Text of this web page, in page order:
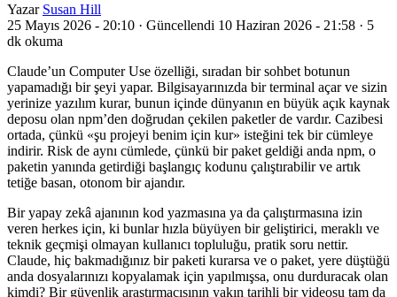
Yazar Susan Hill
25 Mayıs 2026 - 20:10 · Güncellendi 10 Haziran 2026 - 21:58 · 5
dk okuma
Claude’un Computer Use özelliği, sıradan bir sohbet botunun
yapamadığı bir şeyi yapar. Bilgisayarınızda bir terminal açar ve sizin
yerinize yazılım kurar, bunun içinde dünyanın en büyük açık kaynak
deposu olan npm’den doğrudan çekilen paketler de vardır. Cazibesi
ortada, çünkü «şu projeyi benim için kur» isteğini tek bir cümleye
indirir. Risk de aynı cümlede, çünkü bir paket geldiği anda npm, o
paketin yanında getirdiği başlangıç kodunu çalıştırabilir ve artık
tetiğe basan, otonom bir ajandır.
Bir yapay zekâ ajanının kod yazmasına ya da çalıştırmasına izin
veren herkes için, ki bunlar hızla büyüyen bir geliştirici, meraklı ve
teknik geçmişi olmayan kullanıcı topluluğu, pratik soru nettir.
Claude, hiç bakmadığınız bir paketi kurarsa ve o paket, yere düştüğü
anda dosyalarınızı kopyalamak için yapılmışsa, onu durduracak olan
kimdi? Bir güvenlik araştırmacısının yakın tarihli bir videosu tam da